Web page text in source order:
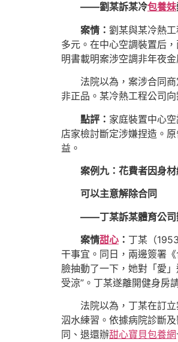
——劉某訴某冷包養妹
案情： 劉某與某冷熱
多元。在中心空調裝置后
明書載明案涉空調非年夜
法院以為，案涉合同
非正品。某冷熱工程公司
點評： 家庭裝置中心
店家檢討斷定涉嫌捏造。
益。
案例九：花費者因身
可以主意解除合同
——丁某訴某體育公司
案情甜心 ： 丁某（
干事宜。同日，兩邊簽署
臉抽動了一下，她對「愛
受涼”。丁某遂離開健身房
法院以為，丁某在訂
泅水練習。依據病院診斷
同、退還辦甜心寶貝包養網